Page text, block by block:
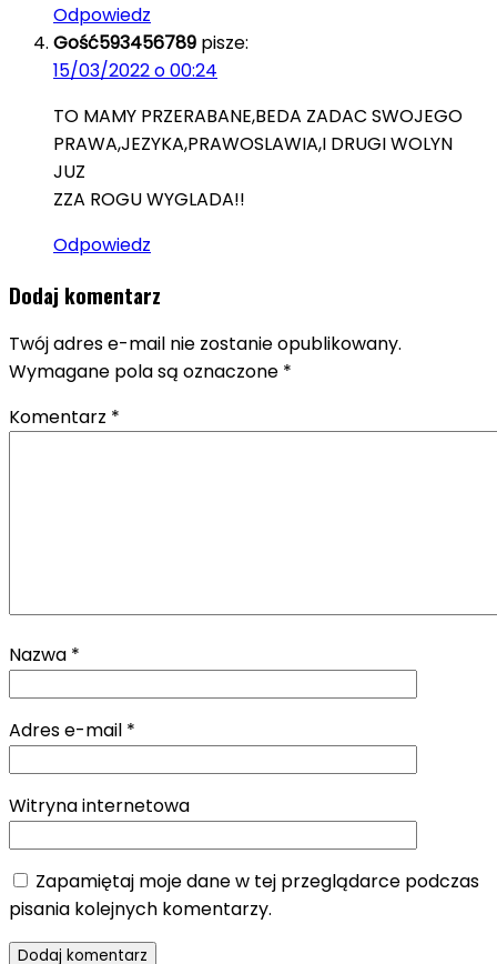
Odpowiedz
Gość593456789 pisze:
15/03/2022 o 00:24
TO MAMY PRZERABANE,BEDA ZADAC SWOJEGO
PRAWA,JEZYKA,PRAWOSLAWIA,I DRUGI WOLYN
JUZ
ZZA ROGU WYGLADA!!
Odpowiedz
Dodaj komentarz
Twój adres e-mail nie zostanie opublikowany.
Wymagane pola są oznaczone *
Komentarz *
Nazwa *
Adres e-mail *
Witryna internetowa
Zapamiętaj moje dane w tej przeglądarce podczas
pisania kolejnych komentarzy.